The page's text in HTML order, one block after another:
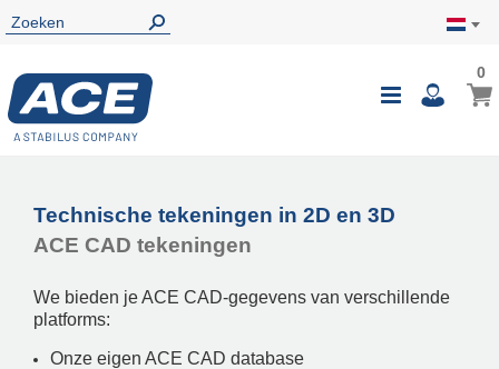
Toggle
00
Technische tekeningen in 2D en 3D
ACE CAD tekeningen
We bieden je ACE CAD-gegevens van verschillende
platforms:
Onze eigen ACE CAD database